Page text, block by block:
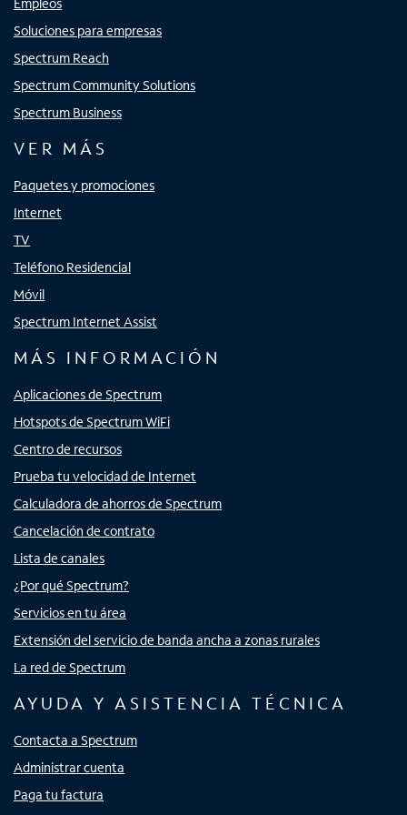
Empleos
Soluciones para empresas
Spectrum Reach
Spectrum Community Solutions
Spectrum Business
VER MÁS
Paquetes y promociones
Internet
TV
Teléfono Residencial
Móvil
Spectrum Internet Assist
MÁS INFORMACIÓN
Aplicaciones de Spectrum
Hotspots de Spectrum WiFi
Centro de recursos
Prueba tu velocidad de Internet
Calculadora de ahorros de Spectrum
Cancelación de contrato
Lista de canales
¿Por qué Spectrum?
Servicios en tu área
Extensión del servicio de banda ancha a zonas rurales
La red de Spectrum
AYUDA Y ASISTENCIA TÉCNICA
Contacta a Spectrum
Administrar cuenta
Paga tu factura